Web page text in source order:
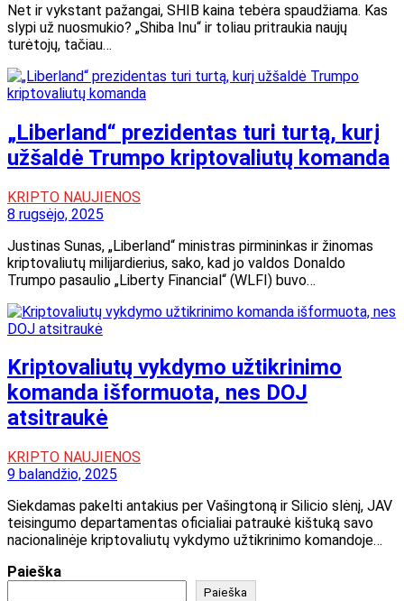
Net ir vykstant pažangai, SHIB kaina tebėra spaudžiama. Kas
slypi už nuosmukio? „Shiba Inu“ ir toliau pritraukia naujų
turėtojų, tačiau…
„Liberland“ prezidentas turi turtą, kurį
užšaldė Trumpo kriptovaliutų komanda
KRIPTO NAUJIENOS
8 rugsėjo, 2025
Justinas Sunas, „Liberland“ ministras pirmininkas ir žinomas
kriptovaliutų milijardierius, sako, kad jo valdos Donaldo
Trumpo pasaulio „Liberty Financial“ (WLFI) buvo…
Kriptovaliutų vykdymo užtikrinimo
komanda išformuota, nes DOJ
atsitraukė
KRIPTO NAUJIENOS
9 balandžio, 2025
Siekdamas pakelti antakius per Vašingtoną ir Silicio slėnį, JAV
teisingumo departamentas oficialiai patraukė kištuką savo
nacionalinėje kriptovaliutų vykdymo užtikrinimo komandoje…
Paieška
Paieška